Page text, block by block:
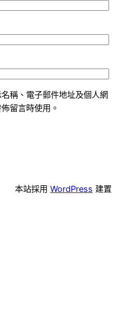
稱、電子郵件地址及個人網
留言時使用。
本站採用 WordPress 建置